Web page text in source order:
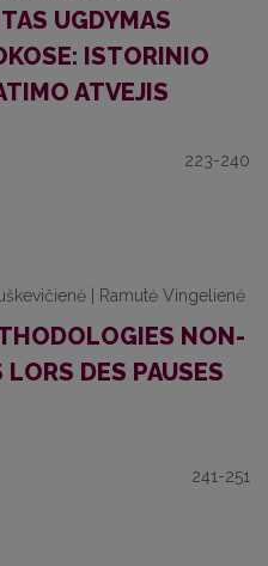
UGDYMAS
ISTORINIO
ATVEJIS
223-240
| Ramutė Vingelienė
NON-
DES PAUSES
241-251